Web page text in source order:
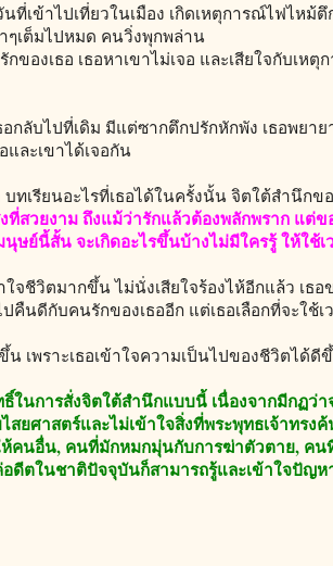
ที่เข้าไปเที่ยวในเมือง เกิดเหตุการณ์ไฟไหม้ตึ
ๆเต็มไปหมด คนวิ่งพุกพล่าน
ของเธอ เธอหาเขาไม่เจอ และเสียใจกับเหตุ
กลับไปที่เดิม มีแต่ซากตึกปรักหักพัง เธอพยา
และเขาได้เจอกัน
บทเรียนอะไรที่เธอได้ในครั้งนั้น จิตใต้สำนึกข
ที่สวยงาม ถึงแม้ว่ารักแล้วต้องพลักพราก แต่
นุษย์นี้สั้น จะเกิดอะไรขึ้นบ้างไม่มีใครรู้ ให้ใช้
ใจชีวิตมากขึ้น ไม่นั่งเสียใจร้องไห้อีกแล้ว เธ
ปคืนดีกับคนรักของเธออีก แต่เธอเลือกที่จะใช้
น เพราะเธอเข้าใจความเป็นไปของชีวิตได้ดี
ในการสั่งจิตใต้สำนึกแบบนี้ เนื่องจากมีกฏว่า
สยศาสตร์และไม่เข้าใจสิ่งที่พระพุทธเจ้าทร
คนอื่น, คนที่มักหมกมุ่นกับการฆ่าตัวตาย, คน
ดีตในชาติปัจจุบันก็สามารถรู้และเข้าใจปัญห